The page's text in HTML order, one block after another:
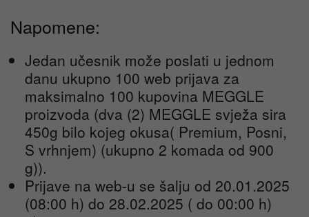
Napomene:
Jedan učesnik može poslati u jednom
danu ukupno 100 web prijava za
maksimalno 100 kupovina MEGGLE
proizvoda (dva (2) MEGGLE svježa sira
450g bilo kojeg okusa( Premium, Posni,
S vrhnjem) (ukupno 2 komada od 900
g)).
Prijave na web-u se šalju od 20.01.2025
(08:00 h) do 28.02.2025 ( do 00:00 h)